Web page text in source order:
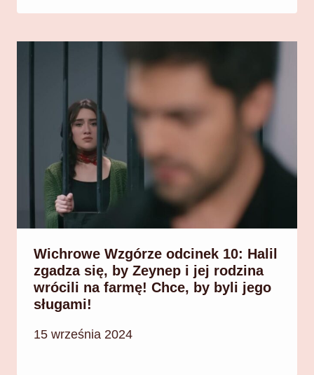
Wichrowe Wzgórze odcinek 10: Halil
zgadza się, by Zeynep i jej rodzina
wrócili na farmę! Chce, by byli jego
sługami!
15 września 2024